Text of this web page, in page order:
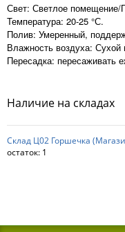
Свет: Светлое помещение/
Температура: 20-25 °С.
Полив: Умеренный,
Влажность воздуха: Сухой
Пересадка: пересаживать
Наличие на складах
Склад Ц02 Горшечка
остаток: 1